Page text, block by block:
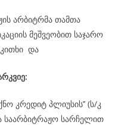
არბიტრმა თამთა
მეშვეობით საჯარო
და
კრედიტ პლიუსის’’ (ს/კ
საარბიტრაჟო სარჩელით